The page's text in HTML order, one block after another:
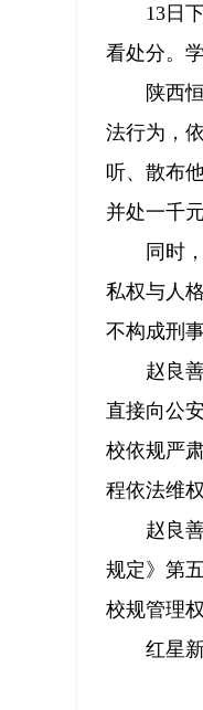
13日
看处分。
陕西
法行为，
听、散布
并处一千
同时
私权与人
不构成刑
赵良
直接向公
校依规严
程依法维
赵良
规定》第
校规管理
红星